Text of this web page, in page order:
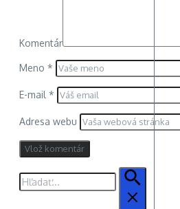
Komentár
Meno *
E-mail *
Adresa webu
Hľadať: